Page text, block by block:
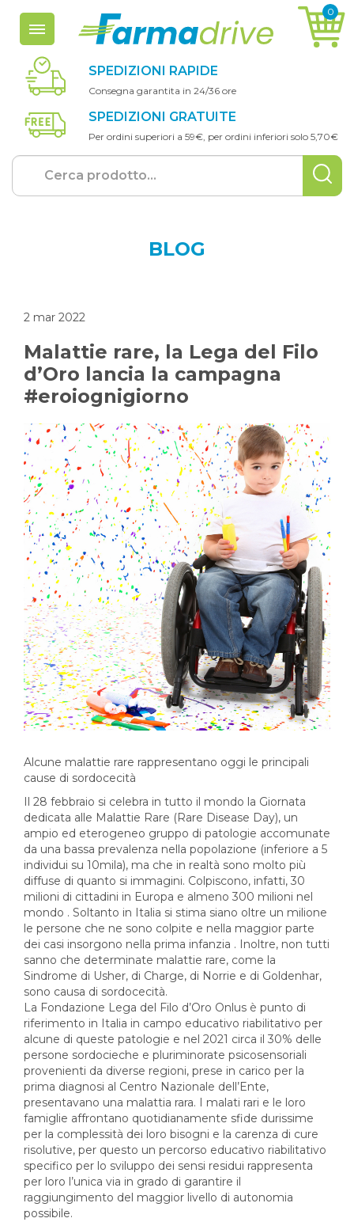
0
SPEDIZIONI RAPIDE
Consegna garantita in 24/36 ore
SPEDIZIONI GRATUITE
Per ordini superiori a 59€, per ordini inferiori solo 5,70€
BLOG
2 mar 2022
Malattie rare, la Lega del Filo
d’Oro lancia la campagna
#eroiognigiorno
Alcune malattie rare rappresentano oggi le principali
cause di sordocecità
Il 28 febbraio si celebra in tutto il mondo la Giornata
dedicata alle Malattie Rare (Rare Disease Day), un
ampio ed eterogeneo gruppo di patologie accomunate
da una bassa prevalenza nella popolazione (inferiore a 5
individui su 10mila), ma che in realtà sono molto più
diffuse di quanto si immagini. Colpiscono, infatti, 30
milioni di cittadini in Europa e almeno 300 milioni nel
mondo . Soltanto in Italia si stima siano oltre un milione
le persone che ne sono colpite e nella maggior parte
dei casi insorgono nella prima infanzia . Inoltre, non tutti
sanno che determinate malattie rare, come la
Sindrome di Usher, di Charge, di Norrie e di Goldenhar,
sono causa di sordocecità.
La Fondazione Lega del Filo d’Oro Onlus è punto di
riferimento in Italia in campo educativo riabilitativo per
alcune di queste patologie e nel 2021 circa il 30% delle
persone sordocieche e pluriminorate psicosensoriali
provenienti da diverse regioni, prese in carico per la
prima diagnosi al Centro Nazionale dell’Ente,
presentavano una malattia rara. I malati rari e le loro
famiglie affrontano quotidianamente sfide durissime
per la complessità dei loro bisogni e la carenza di cure
risolutive, per questo un percorso educativo riabilitativo
specifico per lo sviluppo dei sensi residui rappresenta
per loro l’unica via in grado di garantire il
raggiungimento del maggior livello di autonomia
possibile.